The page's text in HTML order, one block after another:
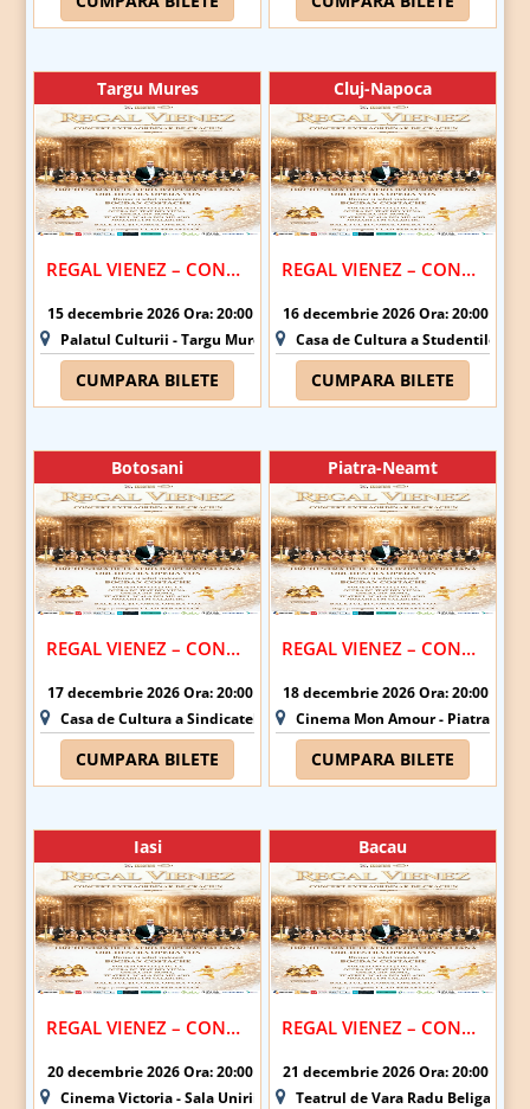
Targu Mures
REGAL VIENEZ – CONCERT EXTRAORDINAR DE CRACIUN | TARGU MURES
15 decembrie 2026 Ora: 20:00
Palatul Culturii - Targu Mures
CUMPARA BILETE
Cluj-Napoca
REGAL VIENEZ – CONCERT EXTRAORDINAR DE CRACIUN | CLUJ-NAPOCA
16 decembrie 2026 Ora: 20:00
Casa de Cultura a Studentilor
CUMPARA BILETE
Botosani
REGAL VIENEZ – CONCERT EXTRAORDINAR DE CRACIUN | BOTOSANI
17 decembrie 2026 Ora: 20:00
Casa de Cultura a Sindicatelor - Botosani
CUMPARA BILETE
Piatra-Neamt
REGAL VIENEZ – CONCERT EXTRAORDINAR DE CRACIUN | PIATRA NEAMT
18 decembrie 2026 Ora: 20:00
Cinema Mon Amour - Piatra-
CUMPARA BILETE
Iasi
REGAL VIENEZ – CONCERT EXTRAORDINAR DE CRACIUN | IASI
20 decembrie 2026 Ora: 20:00
Cinema Victoria - Sala Unirii - Iasi
Bacau
REGAL VIENEZ – CONCERT EXTRAORDINAR DE CRACIUN | BACAU
21 decembrie 2026 Ora: 20:00
Teatrul de Vara Radu Beligan -